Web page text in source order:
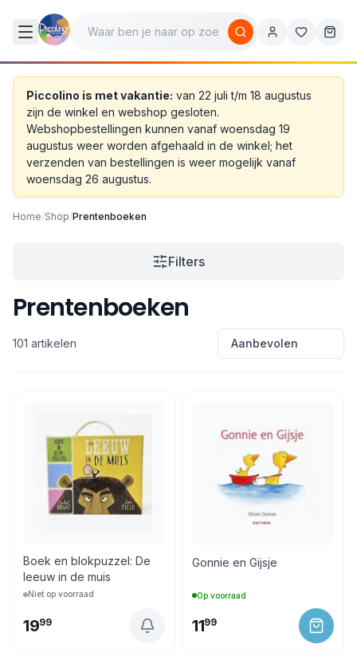
Piccolino is met vakantie: van 22 juli t/m 18 augustus
zijn de winkel en webshop gesloten.
Webshopbestellingen kunnen vanaf woensdag 19
augustus weer worden afgehaald in de winkel; het
verzenden van bestellingen is weer mogelijk vanaf
woensdag 26 augustus.
Home/Shop/Prentenboeken
Filters
Prentenboeken
101 artikelen
Boek en blokpuzzel: De
leeuw in de muis
Niet op voorraad
1999
Gonnie en Gijsje
Op voorraad
1199